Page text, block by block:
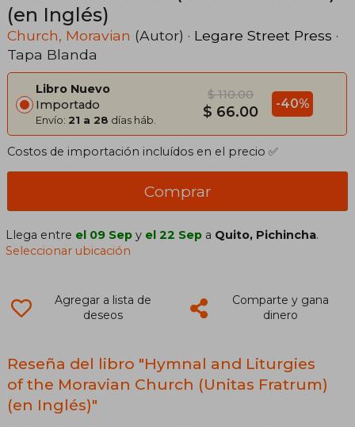
(en Inglés)
Church, Moravian (Autor) · Legare Street Press ·
Tapa Blanda
Libro Nuevo
Importado
Envío: 21 a 28 días háb.
$ 110.00
$ 66.00 -40%
Costos de importación incluídos en el precio ✅
Comprar
Llega entre el 09 Sep y el 22 Sep a Quito, Pichincha.
Seleccionar ubicación
Agregar a lista de
deseos
Comparte y gana
dinero
Reseña del libro "Hymnal and Liturgies
of the Moravian Church (Unitas Fratrum)
(en Inglés)"